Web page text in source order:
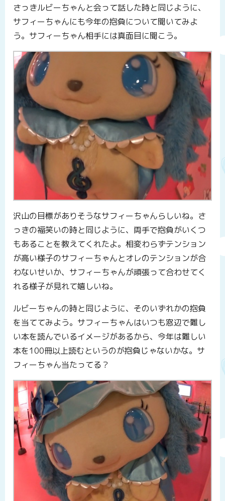
さっきルビーちゃんと会って話した時と同じように、
サフィーちゃんにも今年の抱負について聞いてみよ
う。サフィーちゃん相手には真面目に聞こう。
沢山の目標がありそうなサフィーちゃんらしいね。さ
っきの福笑いの時と同じように、両手で抱負がいくつ
もあることを教えてくれたよ。相変わらずテンション
が高い様子のサフィーちゃんとオレのテンションが合
わないせいか、サフィーちゃんが頑張って合わせてく
れる様子が見れて嬉しいね。
ルビーちゃんの時と同じように、そのいずれかの抱負
を当ててみよう。サフィーちゃんはいつも窓辺で難し
い本を読んでいるイメージがあるから、今年は難しい
本を100冊以上読むというのが抱負じゃないかな。サ
フィーちゃん当たってる？